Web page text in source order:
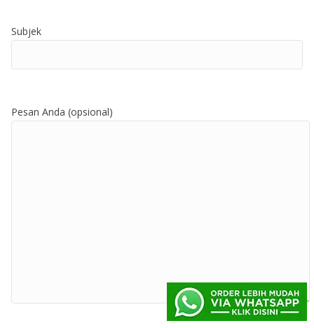
Subjek
Pesan Anda (opsional)